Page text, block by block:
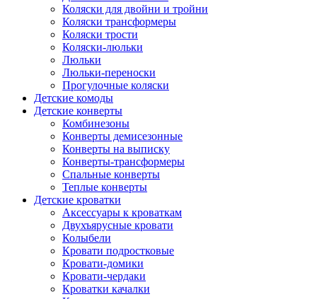
Коляски для двойни и тройни
Коляски трансформеры
Коляски трости
Коляски-люльки
Люльки
Люльки-переноски
Прогулочные коляски
Детские комоды
Детские конверты
Комбинезоны
Конверты демисезонные
Конверты на выписку
Конверты-трансформеры
Спальные конверты
Теплые конверты
Детские кроватки
Аксессуары к кроваткам
Двухъярусные кровати
Колыбели
Кровати подростковые
Кровати-домики
Кровати-чердаки
Кроватки качалки